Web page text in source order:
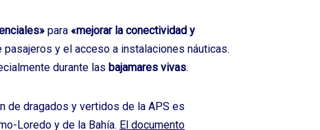
para «mejorar la conectividad y
y el acceso a instalaciones náuticas.
durante las bajamares vivas.
de dragados y vertidos de la APS es
Loredo y de la Bahía. El documento